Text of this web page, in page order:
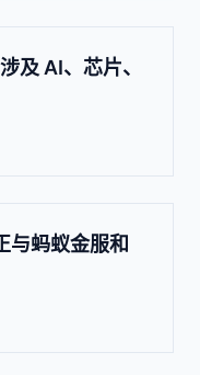
及 AI、芯片、
与蚂蚁金服和